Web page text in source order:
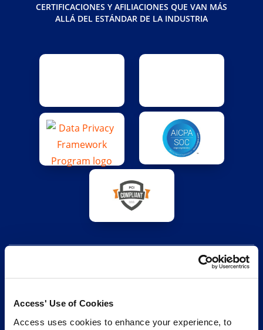
Access' Use of Cookies
Access uses cookies to enhance your experience, to
CERTIFICACIONES Y AFILIACIONES QUE VAN MÁS
ALLÁ DEL ESTÁNDAR DE LA INDUSTRIA